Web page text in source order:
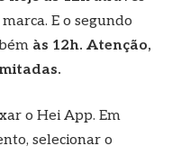
E o segundo
às 12h. Atenção,
o Hei App. Em
selecionar o